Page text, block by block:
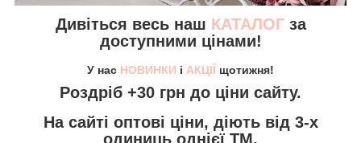
Дивіться весь наш КАТАЛОГза
доступними цінами!
У нас НОВИНКИ і АКЦІЇ щотижня!
Роздріб +30 грн до ціни сайту.
На сайті оптові ціни, діють від 3-х
одиниць однієї ТМ.